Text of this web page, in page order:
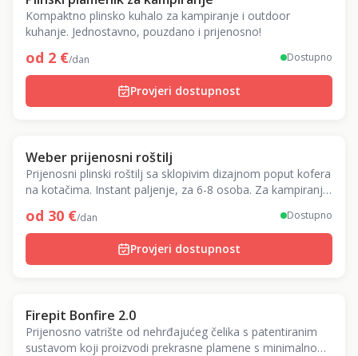
Kompaktno plinsko kuhalo za kampiranje i outdoor
kuhanje. Jednostavno, pouzdano i prijenosno!
od 2 €/dan Dostupno
Provjeri dostupnost
Weber prijenosni roštilj
Prijenosni plinski roštilj sa sklopivim dizajnom poput kofera
na kotačima. Instant paljenje, za 6-8 osoba. Za kampiranje
od 30 €/dan Dostupno
Provjeri dostupnost
Firepit Bonfire 2.0
Prijenosno vatrište od nehrđajućeg čelika s patentiranim
sustavom koji proizvodi prekrasne plamene s minimalno